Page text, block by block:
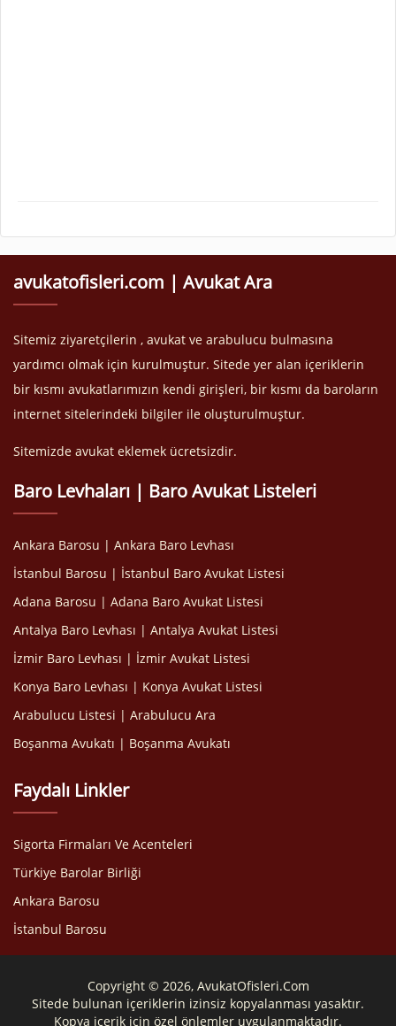
avukatofisleri.com | Avukat Ara
Sitemiz ziyaretçilerin , avukat ve arabulucu bulmasına
yardımcı olmak için kurulmuştur. Sitede yer alan içeriklerin
bir kısmı avukatlarımızın kendi girişleri, bir kısmı da baroların
internet sitelerindeki bilgiler ile oluşturulmuştur.
Sitemizde avukat eklemek ücretsizdir.
Baro Levhaları | Baro Avukat Listeleri
Ankara Barosu | Ankara Baro Levhası
İstanbul Barosu | İstanbul Baro Avukat Listesi
Adana Barosu | Adana Baro Avukat Listesi
Antalya Baro Levhası | Antalya Avukat Listesi
İzmir Baro Levhası | İzmir Avukat Listesi
Konya Baro Levhası | Konya Avukat Listesi
Arabulucu Listesi | Arabulucu Ara
Boşanma Avukatı | Boşanma Avukatı
Faydalı Linkler
Sigorta Firmaları Ve Acenteleri
Türkiye Barolar Birliği
Ankara Barosu
İstanbul Barosu
Copyright © 2026, AvukatOfisleri.Com
Sitede bulunan içeriklerin izinsiz kopyalanması yasaktır.
Kopya içerik için özel önlemler uygulanmaktadır.